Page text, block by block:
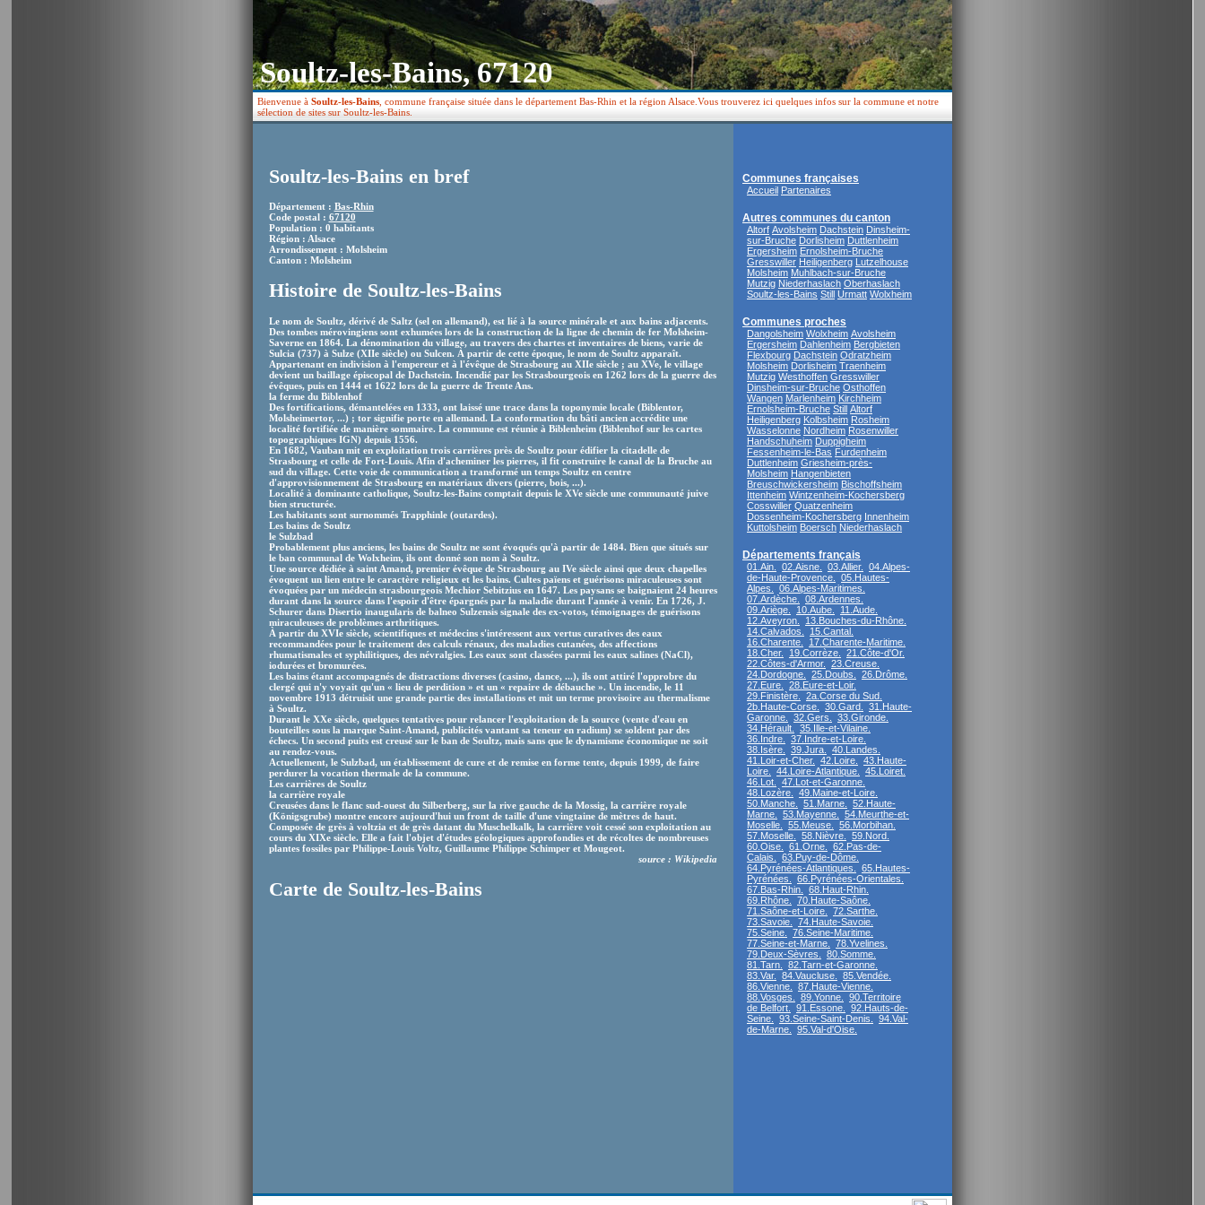
Soultz-les-Bains, 67120
Bienvenue à Soultz-les-Bains , commune française située dans le département Bas-Rhin et la région Alsace.Vous trouverez ici quelques infos sur la commune et notre
sélection de sites sur Soultz-les-Bains.
Soultz-les-Bains en bref
Département : Bas-Rhin
Code postal : 67120
Population : 0 habitants
Région : Alsace
Arrondissement : Molsheim
Canton : Molsheim
Histoire de Soultz-les-Bains
Le nom de Soultz, dérivé de Saltz (sel en allemand), est lié à la source minérale et aux bains adjacents.
Des tombes mérovingiens sont exhumées lors de la construction de la ligne de chemin de fer Molsheim-
Saverne en 1864. La dénomination du village, au travers des chartes et inventaires de biens, varie de
Sulcia (737) à Sulze (XIIe siècle) ou Sulcen. À partir de cette époque, le nom de Soultz apparaît.
Appartenant en indivision à l'empereur et à l'évêque de Strasbourg au XIIe siècle ; au XVe, le village
devient un baillage épiscopal de Dachstein. Incendié par les Strasbourgeois en 1262 lors de la guerre des
évêques, puis en 1444 et 1622 lors de la guerre de Trente Ans.
la ferme du Biblenhof
Des fortifications, démantelées en 1333, ont laissé une trace dans la toponymie locale (Biblentor,
Molsheimertor, ...) ; tor signifie porte en allemand. La conformation du bâti ancien accrédite une
localité fortifiée de manière sommaire. La commune est réunie à Biblenheim (Biblenhof sur les cartes
topographiques IGN) depuis 1556.
En 1682, Vauban mit en exploitation trois carrières près de Soultz pour édifier la citadelle de
Strasbourg et celle de Fort-Louis. Afin d'acheminer les pierres, il fit construire le canal de la Bruche au
sud du village. Cette voie de communication a transformé un temps Soultz en centre
d'approvisionnement de Strasbourg en matériaux divers (pierre, bois, ...).
Localité à dominante catholique, Soultz-les-Bains comptait depuis le XVe siècle une communauté juive
bien structurée.
Les habitants sont surnommés Trapphinle (outardes).
Les bains de Soultz
le Sulzbad
Probablement plus anciens, les bains de Soultz ne sont évoqués qu'à partir de 1484. Bien que situés sur
le ban communal de Wolxheim, ils ont donné son nom à Soultz.
Une source dédiée à saint Amand, premier évêque de Strasbourg au IVe siècle ainsi que deux chapelles
évoquent un lien entre le caractère religieux et les bains. Cultes païens et guérisons miraculeuses sont
évoquées par un médecin strasbourgeois Mechior Sebitzius en 1647. Les paysans se baignaient 24 heures
durant dans la source dans l'espoir d'être épargnés par la maladie durant l'année à venir. En 1726, J.
Schurer dans Disertio inaugularis de balneo Sulzensis signale des ex-votos, témoignages de guérisons
miraculeuses de problèmes arthritiques.
À partir du XVIe siècle, scientifiques et médecins s'intéressent aux vertus curatives des eaux
recommandées pour le traitement des calculs rénaux, des maladies cutanées, des affections
rhumatismales et syphilitiques, des névralgies. Les eaux sont classées parmi les eaux salines (NaCl),
iodurées et bromurées.
Les bains étant accompagnés de distractions diverses (casino, dance, ...), ils ont attiré l'opprobre du
clergé qui n'y voyait qu'un « lieu de perdition » et un « repaire de débauche ». Un incendie, le 11
novembre 1913 détruisit une grande partie des installations et mit un terme provisoire au thermalisme
à Soultz.
Durant le XXe siècle, quelques tentatives pour relancer l'exploitation de la source (vente d'eau en
bouteilles sous la marque Saint-Amand, publicités vantant sa teneur en radium) se soldent par des
échecs. Un second puits est creusé sur le ban de Soultz, mais sans que le dynamisme économique ne soit
au rendez-vous.
Actuellement, le Sulzbad, un établissement de cure et de remise en forme tente, depuis 1999, de faire
perdurer la vocation thermale de la commune.
Les carrières de Soultz
la carrière royale
Creusées dans le flanc sud-ouest du Silberberg, sur la rive gauche de la Mossig, la carrière royale
(Königsgrube) montre encore aujourd'hui un front de taille d'une vingtaine de mètres de haut.
Composée de grès à voltzia et de grès datant du Muschelkalk, la carrière voit cessé son exploitation au
cours du XIXe siècle. Elle a fait l'objet d'études géologiques approfondies et de récoltes de nombreuses
plantes fossiles par Philippe-Louis Voltz, Guillaume Philippe Schimper et Mougeot.
source : Wikipedia
Carte de Soultz-les-Bains
Communes françaises
Accueil Partenaires
Autres communes du canton
Altorf Avolsheim Dachstein Dinsheim-
sur-Bruche Dorlisheim Duttlenheim
Ergersheim Ernolsheim-Bruche
Gresswiller Heiligenberg Lutzelhouse
Molsheim Muhlbach-sur-Bruche
Mutzig Niederhaslach Oberhaslach
Soultz-les-Bains Still Urmatt Wolxheim
Communes proches
Dangolsheim Wolxheim Avolsheim
Ergersheim Dahlenheim Bergbieten
Flexbourg Dachstein Odratzheim
Molsheim Dorlisheim Traenheim
Mutzig Westhoffen Gresswiller
Dinsheim-sur-Bruche Osthoffen
Wangen Marlenheim Kirchheim
Ernolsheim-Bruche Still Altorf
Heiligenberg Kolbsheim Rosheim
Wasselonne Nordheim Rosenwiller
Handschuheim Duppigheim
Fessenheim-le-Bas Furdenheim
Duttlenheim Griesheim-près-
Molsheim Hangenbieten
Breuschwickersheim Bischoffsheim
Ittenheim Wintzenheim-Kochersberg
Cosswiller Quatzenheim
Dossenheim-Kochersberg Innenheim
Kuttolsheim Boersch Niederhaslach
Départements français
01.Ain. 02.Aisne. 03.Allier.
04.Alpes-
de-Haute-Provence.
05.Hautes-
Alpes.
06.Alpes-Maritimes.
07.Ardèche.
08.Ardennes.
09.Ariège.
10.Aube.
11.Aude.
12.Aveyron.
13.Bouches-du-Rhône.
14.Calvados.
15.Cantal.
16.Charente.
17.Charente-Maritime.
18.Cher.
19.Corrèze.
21.Côte-d'Or.
22.Côtes-d'Armor.
23.Creuse.
24.Dordogne.
25.Doubs.
26.Drôme.
27.Eure.
28.Eure-et-Loir.
29.Finistère.
2a.Corse du Sud.
2b.Haute-Corse.
30.Gard.
31.Haute-
Garonne.
32.Gers.
33.Gironde.
34.Hérault.
35.Ille-et-Vilaine.
36.Indre.
37.Indre-et-Loire.
38.Isère.
39.Jura.
40.Landes.
41.Loir-et-Cher.
42.Loire.
43.Haute-
Loire.
44.Loire-Atlantique.
45.Loiret.
46.Lot.
47.Lot-et-Garonne.
48.Lozère.
49.Maine-et-Loire.
50.Manche.
51.Marne.
52.Haute-
Marne.
53.Mayenne.
54.Meurthe-et-
Moselle.
55.Meuse.
56.Morbihan.
57.Moselle.
58.Nièvre.
59.Nord.
60.Oise.
61.Orne.
62.Pas-de-
Calais.
63.Puy-de-Dôme.
64.Pyrénées-Atlantiques.
65.Hautes-
Pyrénées.
66.Pyrénées-Orientales.
67.Bas-Rhin.
68.Haut-Rhin.
69.Rhône.
70.Haute-Saône.
71.Saône-et-Loire.
72.Sarthe.
73.Savoie.
74.Haute-Savoie.
75.Seine.
76.Seine-Maritime.
77.Seine-et-Marne.
78.Yvelines.
79.Deux-Sèvres.
80.Somme.
81.Tarn.
82.Tarn-et-Garonne.
83.Var.
84.Vaucluse.
85.Vendée.
86.Vienne.
87.Haute-Vienne.
88.Vosges.
89.Yonne.
90.Territoire
de Belfort.
91.Essone.
92.Hauts-de-
Seine.
93.Seine-Saint-Denis.
94.Val-
de-Marne.
95.Val-d'Oise.